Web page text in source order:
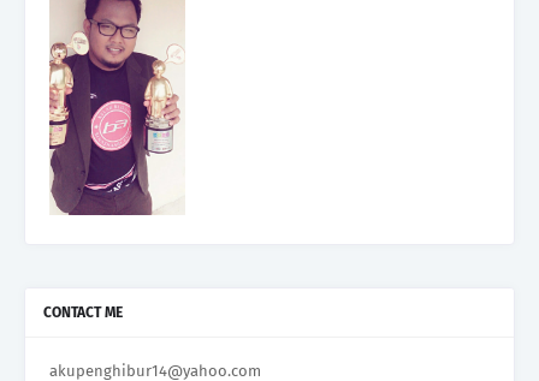
CONTACT ME
akupenghibur14@yahoo.com